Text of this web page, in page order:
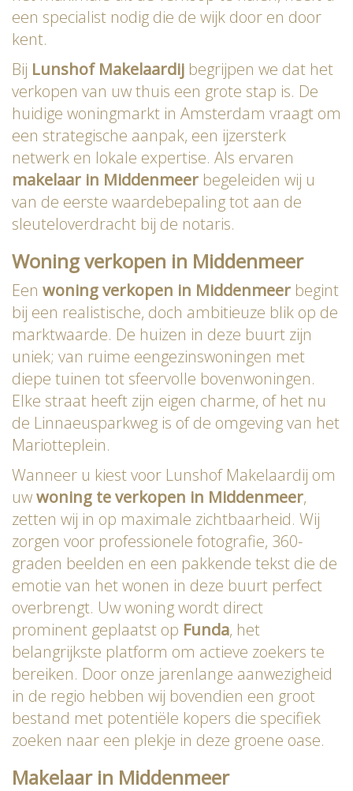
een specialist nodig die de wijk door en door
kent.
Bij Lunshof Makelaardij begrijpen we dat het
verkopen van uw thuis een grote stap is. De
huidige woningmarkt in Amsterdam vraagt om
een strategische aanpak, een ijzersterk
netwerk en lokale expertise. Als ervaren
makelaar in Middenmeer begeleiden wij u
van de eerste waardebepaling tot aan de
sleuteloverdracht bij de notaris.
Woning verkopen in Middenmeer
Een woning verkopen in Middenmeer begint
bij een realistische, doch ambitieuze blik op de
marktwaarde. De huizen in deze buurt zijn
uniek; van ruime eengezinswoningen met
diepe tuinen tot sfeervolle bovenwoningen.
Elke straat heeft zijn eigen charme, of het nu
de Linnaeusparkweg is of de omgeving van het
Mariotteplein.
Wanneer u kiest voor Lunshof Makelaardij om
uwwoning te verkopen in Middenmeer,
zetten wij in op maximale zichtbaarheid. Wij
zorgen voor professionele fotografie, 360-
graden beelden en een pakkende tekst die de
emotie van het wonen in deze buurt perfect
overbrengt. Uw woning wordt direct
prominent geplaatst op Funda, het
belangrijkste platform om actieve zoekers te
bereiken. Door onze jarenlange aanwezigheid
in de regio hebben wij bovendien een groot
bestand met potentiële kopers die specifiek
zoeken naar een plekje in deze groene oase.
Makelaar in Middenmeer